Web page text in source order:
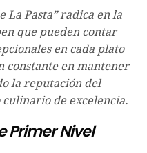
La Pasta” radica en la
que pueden contar
en cada plato
constante en mantener
la reputación del
de excelencia.
Primer Nivel